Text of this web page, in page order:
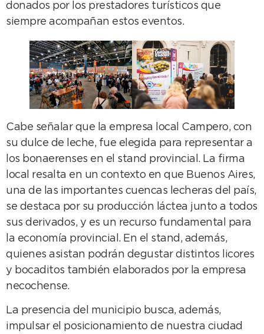
donados por los prestadores turísticos que
siempre acompañan estos eventos.
Cabe señalar que la empresa local Campero, con
su dulce de leche, fue elegida para representar a
los bonaerenses en el stand provincial. La firma
local resalta en un contexto en que Buenos Aires,
una de las importantes cuencas lecheras del país,
se destaca por su producción láctea junto a todos
sus derivados, y es un recurso fundamental para
la economía provincial. En el stand, además,
quienes asistan podrán degustar distintos licores
y bocaditos también elaborados por la empresa
necochense.
La presencia del municipio busca, además,
impulsar el posicionamiento de nuestra ciudad